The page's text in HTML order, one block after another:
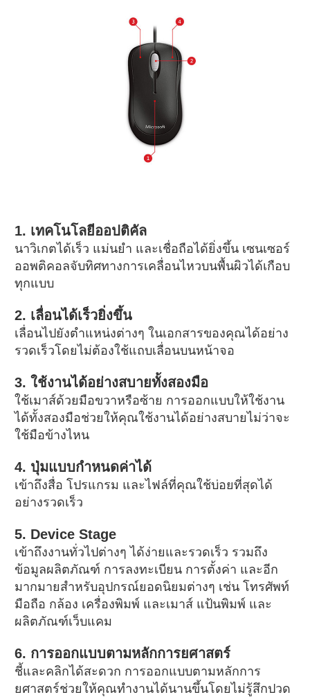
1. เทคโนโลยีออปติคัล
นาวิเกตได้เร็ว แม่นยำ และเชื่อถือได้ยิ่งขึ้น เซนเซอร์
ออพติคอลจับทิศทางการเคลื่อนไหวบนพื้นผิวได้เกือบ
ทุกแบบ
2. เลื่อนได้เร็วยิ่งขึ้น
เลื่อนไปยังตำแหน่งต่างๆ ในเอกสารของคุณได้อย่าง
รวดเร็วโดยไม่ต้องใช้แถบเลื่อนบนหน้าจอ
3. ใช้งานได้อย่างสบายทั้งสองมือ
ใช้เมาส์ด้วยมือขวาหรือซ้าย การออกแบบให้ใช้งาน
ได้ทั้งสองมือช่วยให้คุณใช้งานได้อย่างสบายไม่ว่าจะ
ใช้มือข้างไหน
4. ปุ่มแบบกำหนดค่าได้
เข้าถึงสื่อ โปรแกรม และไฟล์ที่คุณใช้บ่อยที่สุดได้
อย่างรวดเร็ว
5. Device Stage
เข้าถึงงานทั่วไปต่างๆ ได้ง่ายและรวดเร็ว รวมถึง
ข้อมูลผลิตภัณฑ์ การลงทะเบียน การตั้งค่า และอีก
มากมายสำหรับอุปกรณ์ยอดนิยมต่างๆ เช่น โทรศัพท์
มือถือ กล้อง เครื่องพิมพ์ และเมาส์ แป้นพิมพ์ และ
ผลิตภัณฑ์เว็บแคม
6. การออกแบบตามหลักการยศาสตร์
ชี้และคลิกได้สะดวก การออกแบบตามหลักการ
ยศาสตร์ช่วยให้คุณทำงานได้นานขึ้นโดยไม่รู้สึกปวด